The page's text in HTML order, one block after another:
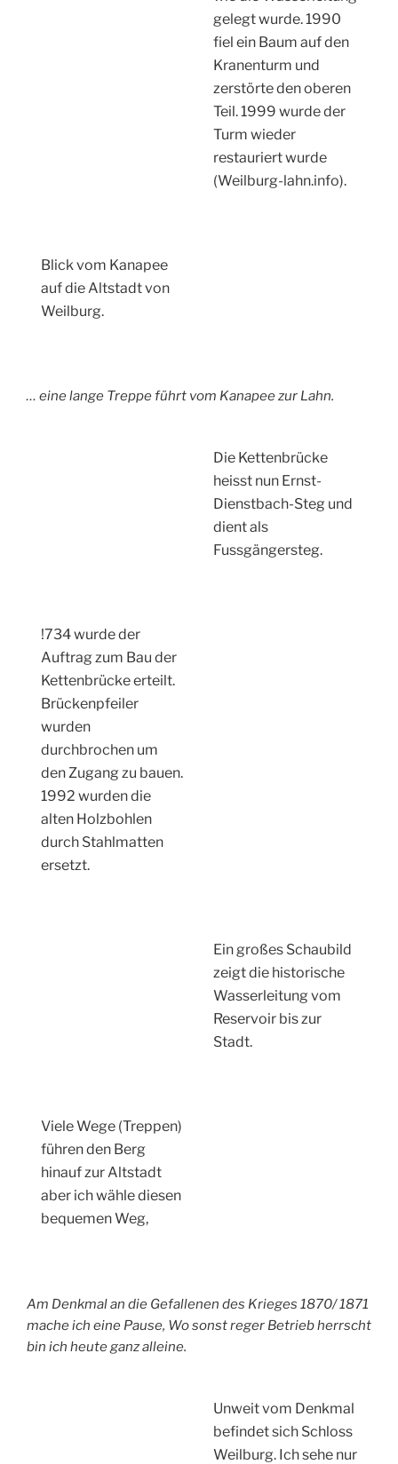
gelegt wurde. 1990
fiel ein Baum auf den
Kranenturm und
zerstörte den oberen
Teil. 1999 wurde der
Turm wieder
restauriert wurde
(Weilburg-lahn.info).
Blick vom Kanapee
auf die Altstadt von
Weilburg.
… eine lange Treppe führt vom Kanapee zur Lahn.
Die Kettenbrücke
heisst nun Ernst-
Dienstbach-Steg und
dient als
Fussgängersteg.
!734 wurde der
Auftrag zum Bau der
Kettenbrücke erteilt.
Brückenpfeiler
wurden
durchbrochen um
den Zugang zu bauen.
1992 wurden die
alten Holzbohlen
durch Stahlmatten
ersetzt.
Ein großes Schaubild
zeigt die historische
Wasserleitung vom
Reservoir bis zur
Stadt.
Viele Wege (Treppen)
führen den Berg
hinauf zur Altstadt
aber ich wähle diesen
bequemen Weg,
Am Denkmal an die Gefallenen des Krieges 1870/ 1871
mache ich eine Pause, Wo sonst reger Betrieb herrscht
bin ich heute ganz alleine.
Unweit vom Denkmal
befindet sich Schloss
Weilburg. Ich sehe nur